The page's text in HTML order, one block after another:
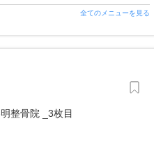
全てのメニューを見る